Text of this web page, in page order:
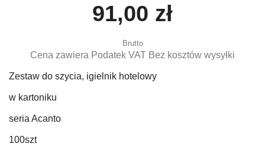
91,00 zł
Brutto
Cena zawiera Podatek VAT Bez kosztów wysyłki
Zestaw do szycia, igielnik hotelowy
w kartoniku
seria Acanto
100szt